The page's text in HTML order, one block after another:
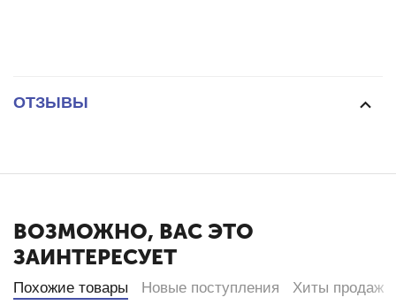
ОТЗЫВЫ
ВОЗМОЖНО, ВАС ЭТО
ЗАИНТЕРЕСУЕТ
Похожие товары Новые поступления Хиты продаж